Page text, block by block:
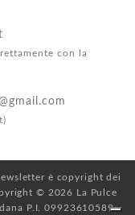
con la
è copyright dei
© 2026 La Pulce
P.I. 09923610589